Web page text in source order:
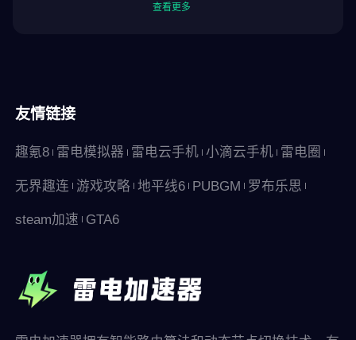
查看更多
友情链接
趣氪8 雷电模拟器 雷电云手机 小滴云手机 雷电圈
无界趣连 游戏攻略 地平线6 PUBGM 罗布乐思
steam加速 GTA6